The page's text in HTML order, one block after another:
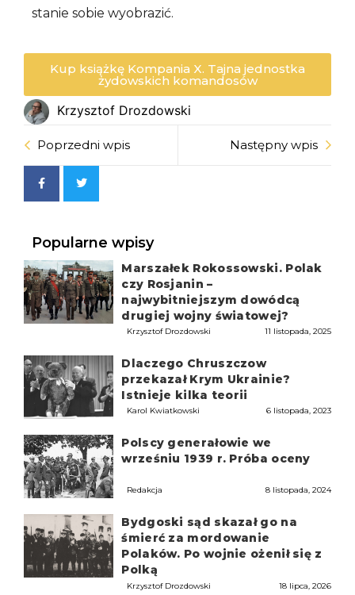
stanie sobie wyobrazić.
Kup książkę Kompania X. Tajna jednostka
żydowskich komandosów
Krzysztof Drozdowski
Poprzedni wpis Następny wpis
Popularne wpisy
Marszałek Rokossowski. Polak
czy Rosjanin –
najwybitniejszym dowódcą
drugiej wojny światowej?
Krzysztof Drozdowski 11 listopada, 2025
Dlaczego Chruszczow
przekazał Krym Ukrainie?
Istnieje kilka teorii
Karol Kwiatkowski 6 listopada, 2023
Polscy generałowie we
wrześniu 1939 r. Próba oceny
Redakcja 8 listopada, 2024
Bydgoski sąd skazał go na
śmierć za mordowanie
Polaków. Po wojnie ożenił się z
Polką
Krzysztof Drozdowski 18 lipca, 2026